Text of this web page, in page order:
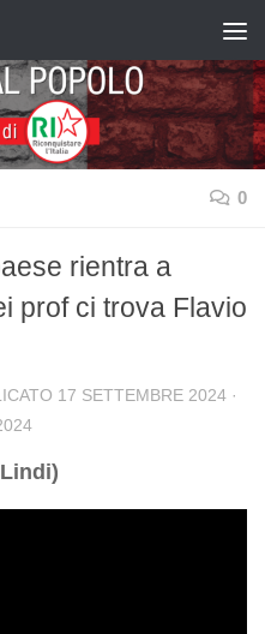
0
rientra a
prof ci trova Flavio
17 SETTEMBRE 2024 ·